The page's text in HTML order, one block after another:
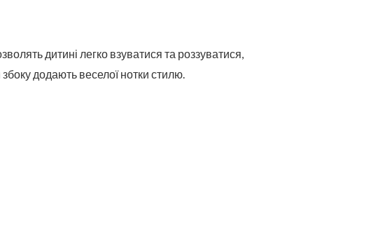
дитині легко взуватися та роззуватися,
додають веселої нотки стилю.